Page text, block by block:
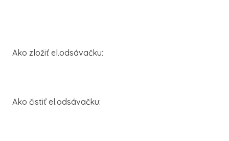
Ako zložiť el.odsávačku:
Ako čistiť el.odsávačku: